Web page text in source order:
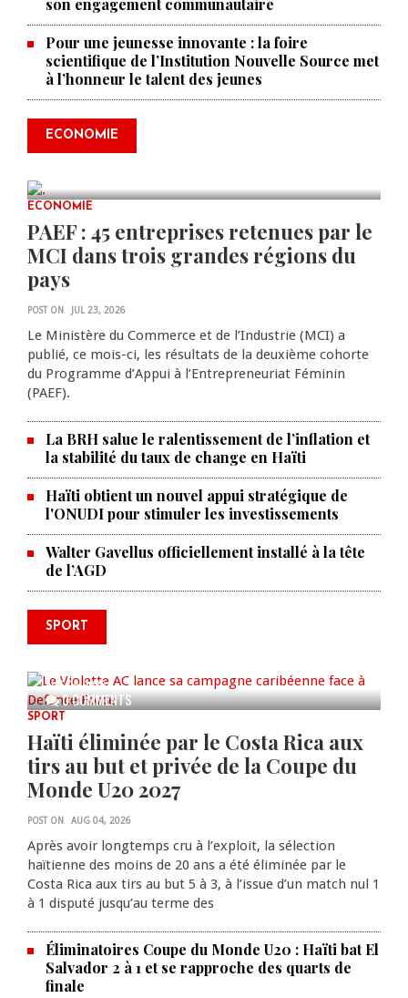
son engagement communautaire
Pour une jeunesse innovante : la foire
scientifique de l’Institution Nouvelle Source met
à l’honneur le talent des jeunes
ECONOMIE
0 COMMENTS
Produire le savoir pour
transformer Haïti : BRH lance la
2ᵉ édition de ses Journées
scientifiques
ECONOMIE
PAEF : 45 entreprises retenues par le
MCI dans trois grandes régions du
pays
POST ON JUL 23, 2026
Le Ministère du Commerce et de l’Industrie (MCI) a
publié, ce mois-ci, les résultats de la deuxième cohorte
du Programme d’Appui à l’Entrepreneuriat Féminin
(PAEF).
La BRH salue le ralentissement de l’inflation et
la stabilité du taux de change en Haïti
Haïti obtient un nouvel appui stratégique de
l'ONUDI pour stimuler les investissements
Walter Gavellus officiellement installé à la tête
de l’AGD
SPORT
0 COMMENTS
Le Violette AC lance sa campagne
AUG 04, 2026
SPORT
Haïti éliminée par le Costa Rica aux
tirs au but et privée de la Coupe du
Monde U20 2027
POST ON AUG 04, 2026
Après avoir longtemps cru à l’exploit, la sélection
haïtienne des moins de 20 ans a été éliminée par le
Costa Rica aux tirs au but 5 à 3, à l’issue d’un match nul 1
à 1 disputé jusqu’au terme des
Éliminatoires Coupe du Monde U20 : Haïti bat El
Salvador 2 à 1 et se rapproche des quarts de
finale